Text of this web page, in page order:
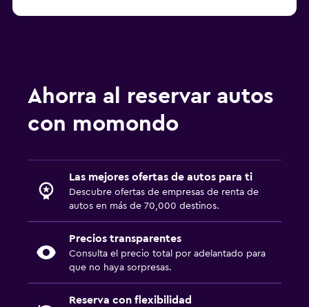
Ahorra al reservar autos
con momondo
Las mejores ofertas de autos para ti
Descubre ofertas de empresas de renta de
autos en más de 70,000 destinos.
Precios transparentes
Consulta el precio total por adelantado para
que no haya sorpresas.
Reserva con flexibilidad